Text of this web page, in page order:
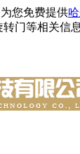
您免费提供
门等相关信